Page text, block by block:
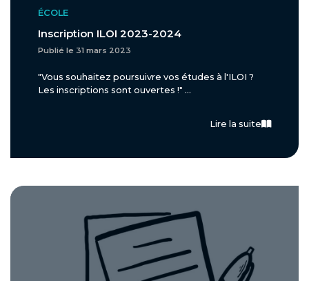
ÉCOLE
Inscription ILOI 2023-2024
Publié le 31 mars 2023
"Vous souhaitez poursuivre vos études à l'ILOI ?
Les inscriptions sont ouvertes !" ...
Lire la suite